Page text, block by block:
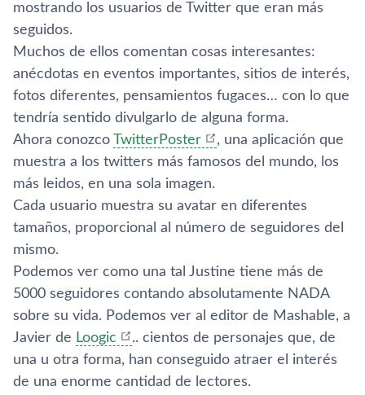
mostrando los usuarios de Twitter que eran más
seguidos.
Muchos de ellos comentan cosas interesantes:
anécdotas en eventos importantes, sitios de interés,
fotos diferentes, pensamientos fugaces… con lo que
tendrí­a sentido divulgarlo de alguna forma.
Ahora conozco TwitterPoster
, una aplicación que
muestra a los twitters más famosos del mundo, los
más leidos, en una sola imagen.
Cada usuario muestra su avatar en diferentes
tamaños, proporcional al número de seguidores del
mismo.
Podemos ver como una tal Justine tiene más de
5000 seguidores contando absolutamente NADA
sobre su vida. Podemos ver al editor de Mashable, a
Javier de Loogic
.. cientos de personajes que, de
una u otra forma, han conseguido atraer el interés
de una enorme cantidad de lectores.